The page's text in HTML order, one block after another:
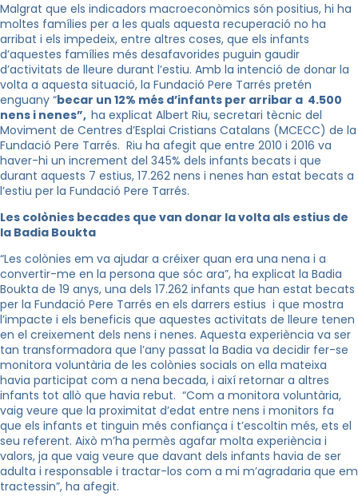
Malgrat que els indicadors macroeconòmics són positius, hi ha
moltes famílies per a les quals aquesta recuperació no ha
arribat i els impedeix, entre altres coses, que els infants
d’aquestes famílies més desafavorides puguin gaudir
d’activitats de lleure durant l’estiu. Amb la intenció de donar la
volta a aquesta situació, la Fundació Pere Tarrés pretén
enguany “becar un 12% més d’infants per arribar a 4.500
nens i nenes”, ha explicat Albert Riu, secretari tècnic del
Moviment de Centres d’Esplai Cristians Catalans (MCECC) de la
Fundació Pere Tarrés. Riu ha afegit que entre 2010 i 2016 va
haver-hi un increment del 345% dels infants becats i que
durant aquests 7 estius, 17.262 nens i nenes han estat becats a
l’estiu per la Fundació Pere Tarrés.
Les colònies becades que van donar la volta als estius de
la Badia Boukta
“Les colònies em va ajudar a créixer quan era una nena i a
convertir-me en la persona que sóc ara”, ha explicat la Badia
Boukta de 19 anys, una dels 17.262 infants que han estat becats
per la Fundació Pere Tarrés en els darrers estius i que mostra
l’impacte i els beneficis que aquestes activitats de lleure tenen
en el creixement dels nens i nenes. Aquesta experiència va ser
tan transformadora que l’any passat la Badia va decidir fer-se
monitora voluntària de les colònies socials on ella mateixa
havia participat com a nena becada, i així retornar a altres
infants tot allò que havia rebut. “Com a monitora voluntària,
vaig veure que la proximitat d’edat entre nens i monitors fa
que els infants et tinguin més confiança i t’escoltin més, ets el
seu referent. Això m’ha permès agafar molta experiència i
valors, ja que vaig veure que davant dels infants havia de ser
adulta i responsable i tractar-los com a mi m’agradaria que em
tractessin”, ha afegit.